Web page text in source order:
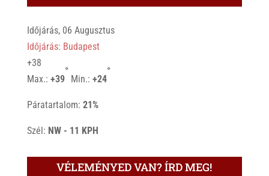
Időjárás, 06 Augusztus
Időjárás: Budapest
+38
Max.: +39
°
Min.: +24
°
Páratartalom: 21%
Szél: NW - 11 KPH
VÉLEMÉNYED VAN? ÍRD MEG!